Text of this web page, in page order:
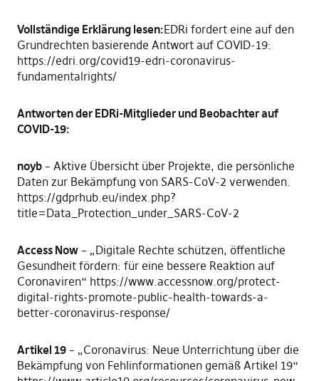
Vollständige Erklärung lesen:EDRi fordert eine auf den
Grundrechten basierende Antwort auf COVID-19:
https://edri.org/covid19-edri-coronavirus-
fundamentalrights/
Antworten der EDRi-Mitglieder und Beobachter auf
COVID-19:
noyb– Aktive Übersicht über Projekte, die persönliche
Daten zur Bekämpfung von SARS-CoV-2 verwenden.
https://gdprhub.eu/index.php?
title=Data_Protection_under_SARS-CoV-2
Access Now– „Digitale Rechte schützen, öffentliche
Gesundheit fördern: für eine bessere Reaktion auf
Coronaviren“ https://www.accessnow.org/protect-
digital-rights-promote-public-health-towards-a-
better-coronavirus-response/
Artikel 19– „Coronavirus: Neue Unterrichtung über die
Bekämpfung von Fehlinformationen gemäß Artikel 19“